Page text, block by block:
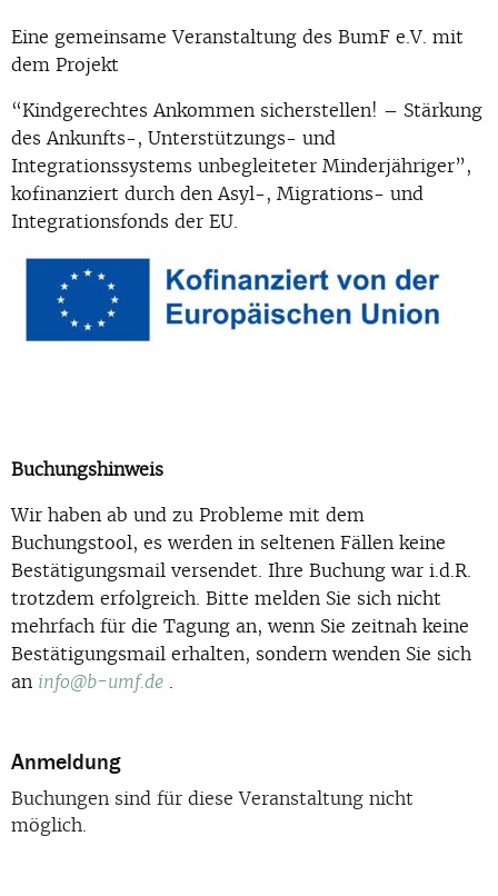
Eine gemeinsame Veranstaltung des BumF e.V. mit
dem Projekt
“Kindgerechtes Ankommen sicherstellen! – Stärkung
des Ankunfts-, Unterstützungs- und
Integrationssystems unbegleiteter Minderjähriger”,
kofinanziert durch den Asyl-, Migrations- und
Integrationsfonds der EU.
Buchungshinweis
Wir haben ab und zu Probleme mit dem
Buchungstool, es werden in seltenen Fällen keine
Bestätigungsmail versendet. Ihre Buchung war i.d.R.
trotzdem erfolgreich. Bitte melden Sie sich nicht
mehrfach für die Tagung an, wenn Sie zeitnah keine
Bestätigungsmail erhalten, sondern wenden Sie sich
an info@b-umf.de .
Anmeldung
Buchungen sind für diese Veranstaltung nicht
möglich.